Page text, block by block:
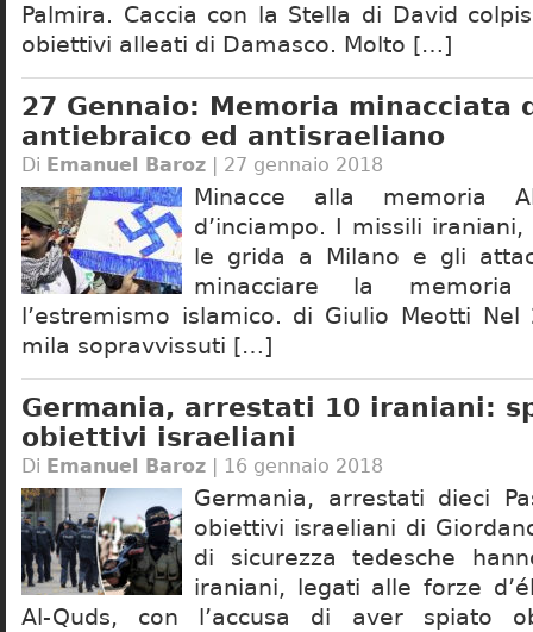
Palmira. Caccia con la Stella di David
obiettivi alleati di Damasco. Molto […]
27 Gennaio: Memoria minacciata
antiebraico ed antisraeliano
Di Emanuel Baroz | 27 gennaio 2018
Minacce alla memoria
d’inciampo. I missili iraniani,
le grida a Milano e gli
minacciare la
l’estremismo islamico. di Giulio Meotti
mila sopravvissuti […]
Germania, arrestati 10 iraniani:
obiettivi israeliani
Di Emanuel Baroz | 16 gennaio 2018
Germania, arrestati dieci
obiettivi israeliani di
di sicurezza tedesche
iraniani, legati alle forze
Al-Quds, con l’accusa di aver spiato